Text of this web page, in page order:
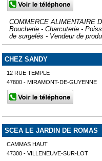
COMMERCE ALIMENTAIRE
Boucherie - Charcuterie -
de surgelés - Vendeur de
CHEZ SANDY
12 RUE TEMPLE
47800 - MIRAMONT-DE-GUYENNE
SCEA LE JARDIN DE ROMAS
CAMMAS HAUT
47300 - VILLENEUVE-SUR-LOT